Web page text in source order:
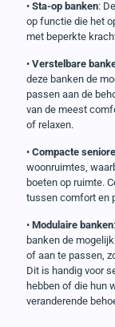
• Sta-op banken:
op functie die het
met beperkte
• Verstelbare
deze banken de
passen aan de
van de meest
of relaxen.
• Compacte
woonruimtes,
boeten op ruimte.
tussen comfort en
• Modulaire banken
banken de
of aan te passen,
Dit is handig voor
hebben of die hun
veranderende